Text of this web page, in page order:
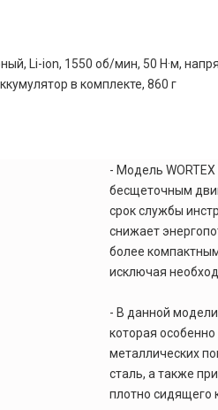
Li-ion, 1550 об/мин, 50 Н·м,
в комплекте, 860 г
- Модель
бесщеточным
срок службы
снижает
более
исключая
- В данной
которая
металлических
сталь, а также
плотно сидящего